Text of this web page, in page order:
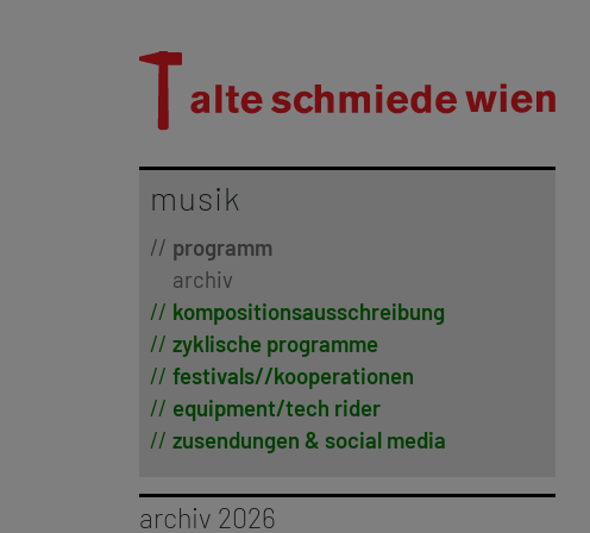
musik
programm
archiv
kompositionsausschreibung
zyklische programme
festivals//kooperationen
equipment/tech rider
zusendungen & social media
archiv 2026